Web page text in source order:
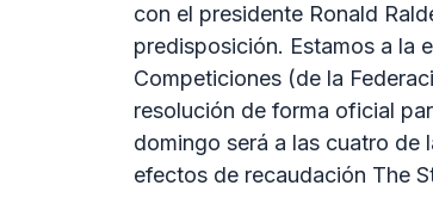
con el presidente Ronald
predisposición. Estamos a la
Competiciones (de la
resolución de forma oficial
domingo será a las cuatro de
efectos de recaudación The